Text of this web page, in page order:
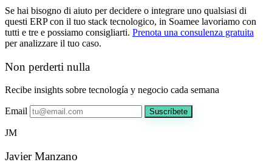
Se hai bisogno di aiuto per decidere o integrare uno qualsiasi di
questi ERP con il tuo stack tecnologico, in Soamee lavoriamo con
tutti e tre e possiamo consigliarti. Prenota una consulenza gratuita
per analizzare il tuo caso.
Non perderti nulla
Recibe insights sobre tecnología y negocio cada semana
Email Suscríbete
JM
Javier Manzano